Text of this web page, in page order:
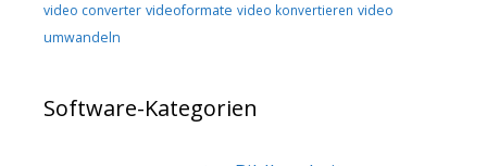
video converter videoformate video konvertieren video
umwandeln
Software-Kategorien